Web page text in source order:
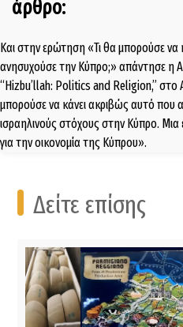
άρθρο:
Και στην ερώτηση «Τι θα μπορούσε να
ανησυχούσε την Κύπρο;» απάντησε η
“Hizbu’llah: Politics and Religion,”
μπορούσε να κάνει ακριβώς αυτό που
ισραηλινούς στόχους στην Κύπρο.
για την οικονομία της Κύπρου».
Δείτε επίσης